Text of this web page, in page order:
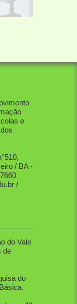
e
/ BA -
/
mais de
do Vale
de
do
em 1º